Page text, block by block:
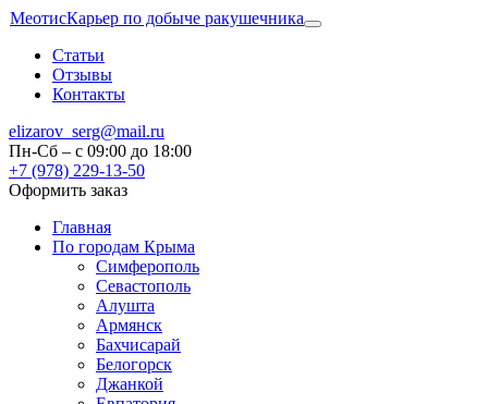
МеотисКарьер по добыче ракушечника
Статьи
Отзывы
Контакты
elizarov_serg@mail.ru
Пн-Сб – с 09:00 до 18:00
+7 (978) 229-13-50
Оформить заказ
Главная
По городам Крыма
Симферополь
Севастополь
Алушта
Армянск
Бахчисарай
Белогорск
Джанкой